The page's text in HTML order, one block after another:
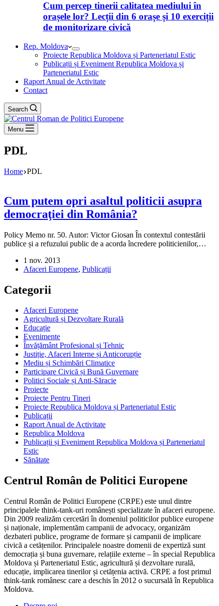
Cum percep tinerii calitatea mediului în
orașele lor? Lecții din 6 orașe și 10 exerciții
de monitorizare civică
Rep. Moldova
Proiecte Republica Moldova și Parteneriatul Estic
Publicații și Eveniment Republica Moldova și
Parteneriatul Estic
Raport Anual de Activitate
Contact
Search
Menu
PDL
Home PDL
Cum putem opri asaltul politicii asupra
democraţiei din România?
Policy Memo nr. 50. Autor: Victor Giosan În contextul contestării
publice și a refuzului public de a acorda încredere politicienilor,…
1 nov. 2013
Afaceri Europene, Publicații
Categorii
Afaceri Europene
Agricultură și Dezvoltare Rurală
Educație
Evenimente
Învățământ Profesional și Tehnic
Justiție, Afaceri Interne și Anticorupție
Mediu și Schimbări Climatice
Participare Civică și Bună Guvernare
Politici Sociale și Anti-Săracie
Proiecte
Proiecte Pentru Tineri
Proiecte Republica Moldova și Parteneriatul Estic
Publicații
Raport Anual de Activitate
Republica Moldova
Publicații și Eveniment Republica Moldova și Parteneriatul
Estic
Sănătate
Centrul Român de Politici Europene
Centrul Român de Politici Europene (CRPE) este unul dintre
principalele think-tank-uri românești specializate în afaceri europene.
Din 2009 realizăm cercetări în domeniul politicilor publice europene
și naționale, implementăm campanii de advocacy, organizăm
dezbateri publice, programe de formare și campanii de implicare
civică a cetățenilor. Principalele noastre domenii de expertiză sunt
democrația și buna guvernare, relațiile externe – în special Republica
Moldova și Parteneriatul Estic, agricultură și dezvoltare rurală,
educație, implicarea tinerilor și cetățenia activă. CRPE a fost primul
think-tank românesc care a deschis în 2012 o sucursală în Republica
Moldova.